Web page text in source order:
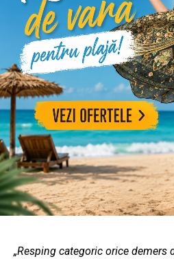
„Resping categoric orice